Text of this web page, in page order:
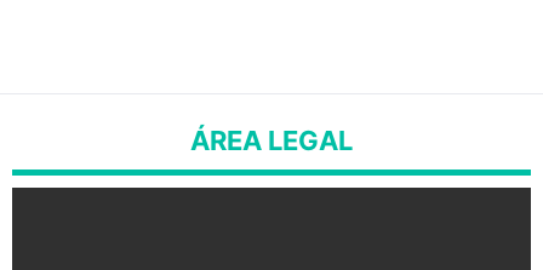
ÁREA LEGAL